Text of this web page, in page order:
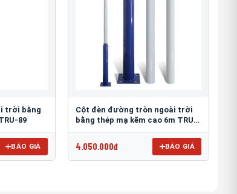
trời bằng
89
BÁO GIÁ
Cột đèn đường tròn ngoài trời
bằng thép mạ kẽm cao 6m TRU-
4.050.000đ BÁO GIÁ